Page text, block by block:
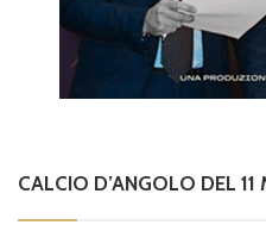
CALCIO D’ANGOLO DEL